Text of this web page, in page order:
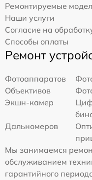
Ремонтируемые
Наши услуги
Согласие на
Способы оплаты
Ремонт
Фотоаппаратов
Объективов
Экшн-камер
Дальномеров
Мы занимаемся
обслуживанием
гарантийного